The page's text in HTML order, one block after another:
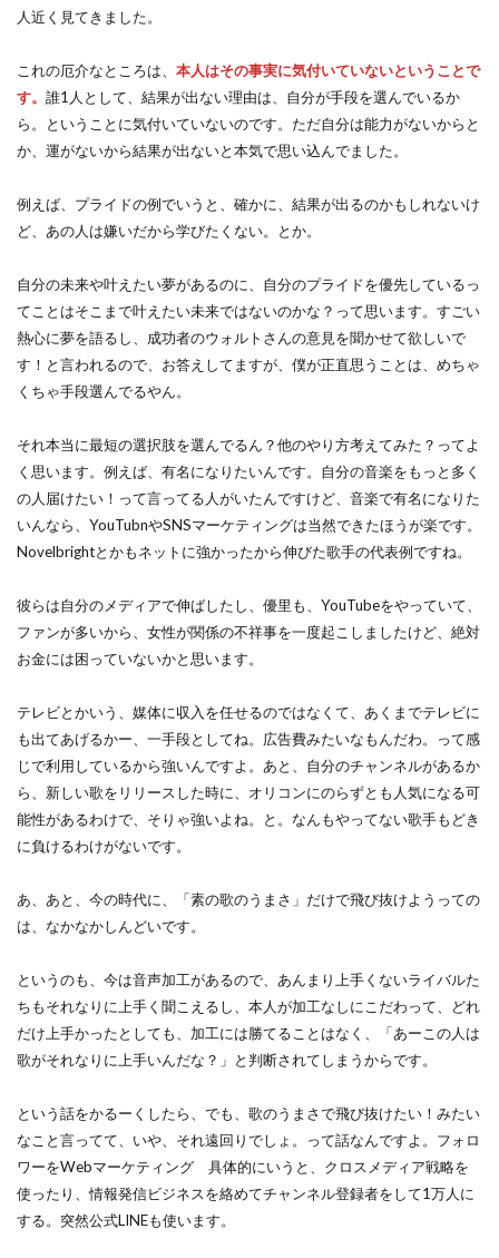
人近く見てきました。
これの厄介なところは、 本人はその事実に気付いていないということで
す。 誰1人として、結果が出ない理由は、自分が手段を選んでいるか
ら。ということに気付いていないのです。ただ自分は能力がないからと
か、運がないから結果が出ないと本気で思い込んでました。
例えば、プライドの例でいうと、確かに、結果が出るのかもしれないけ
ど、あの人は嫌いだから学びたくない。とか。
自分の未来や叶えたい夢があるのに、自分のプライドを優先しているっ
てことはそこまで叶えたい未来ではないのかな？って思います。すごい
熱心に夢を語るし、成功者のウォルトさんの意見を聞かせて欲しいで
す！と言われるので、お答えしてますが、僕が正直思うことは、めちゃ
くちゃ手段選んでるやん。
それ本当に最短の選択肢を選んでるん？他のやり方考えてみた？ってよ
く思います。例えば、有名になりたいんです。自分の音楽をもっと多く
の人届けたい！って言ってる人がいたんですけど、音楽で有名になりた
いんなら、YouTubnやSNSマーケティングは当然できたほうが楽です。
Novelbrightとかもネットに強かったから伸びた歌手の代表例ですね。
彼らは自分のメディアで伸ばしたし、優里も、YouTubeをやっていて、
ファンが多いから、女性が関係の不祥事を一度起こしましたけど、絶対
お金には困っていないかと思います。
テレビとかいう、媒体に収入を任せるのではなくて、あくまでテレビに
も出てあげるかー、一手段としてね。広告費みたいなもんだわ。って感
じで利用しているから強いんですよ。あと、自分のチャンネルがあるか
ら、新しい歌をリリースした時に、オリコンにのらずとも人気になる可
能性があるわけで、そりゃ強いよね。と。なんもやってない歌手もどき
に負けるわけがないです。
あ、あと、今の時代に、「素の歌のうまさ」だけで飛び抜けようっての
は、なかなかしんどいです。
というのも、今は音声加工があるので、あんまり上手くないライバルた
ちもそれなりに上手く聞こえるし、本人が加工なしにこだわって、どれ
だけ上手かったとしても、加工には勝てることはなく、「あーこの人は
歌がそれなりに上手いんだな？」と判断されてしまうからです。
という話をかるーくしたら、でも、歌のうまさで飛び抜けたい！みたい
なこと言ってて、いや、それ遠回りでしょ。って話なんですよ。フォロ
ワーをWebマーケティング 具体的にいうと、クロスメディア戦略を
使ったり、情報発信ビジネスを絡めてチャンネル登録者をして1万人に
する。突然公式LINEも使います。